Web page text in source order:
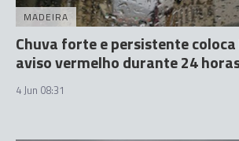
MADEIRA
Chuva forte e persistente
aviso vermelho durante 24
4 Jun 08:31